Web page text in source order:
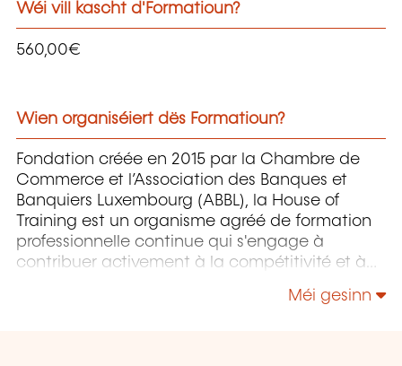
Wéi vill kascht d'Formatioun?
560,00€
Wien organiséiert dës Formatioun?
Fondation créée en 2015 par la Chambre de
Commerce et l’Association des Banques et
Banquiers Luxembourg (ABBL), la House of
Training est un organisme agréé de formation
professionnelle continue qui s'engage à
contribuer activement à la compétitivité et à
les compétences de ceux qui font vivre son
Méi gesinn